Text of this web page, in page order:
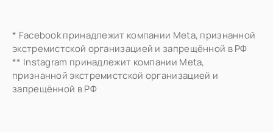
* Facebook принадлежит компании Meta, признанной
экстремистской организацией и запрещённой в РФ
** Instagram принадлежит компании Meta,
признанной экстремистской организацией и
запрещённой в РФ